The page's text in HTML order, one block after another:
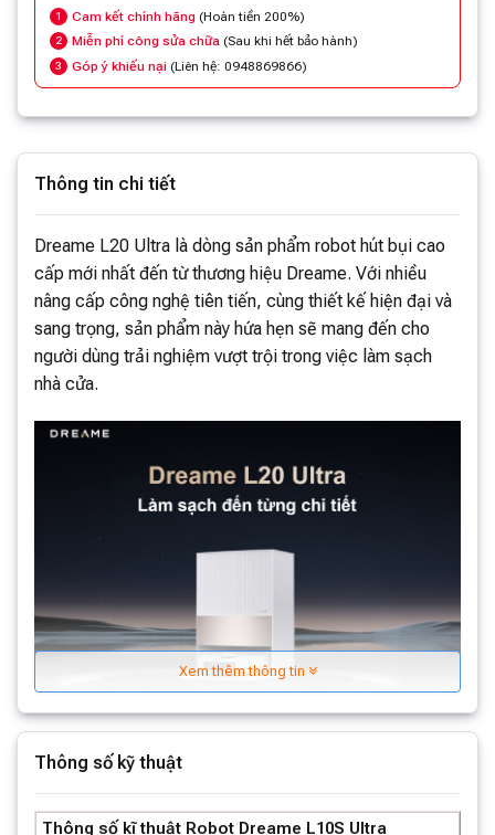
1 Cam kết chính hãng (Hoàn tiền 200%)
2 Miễn phí công sửa chữa (Sau khi hết bảo hành)
3 Góp ý khiếu nại (Liên hệ: 0948869866)
Thông tin chi tiết
Dreame L20 Ultra là dòng sản phẩm robot hút bụi cao
cấp mới nhất đến từ thương hiệu Dreame. Với nhiều
nâng cấp công nghệ tiên tiến, cùng thiết kế hiện đại và
sang trọng, sản phẩm này hứa hẹn sẽ mang đến cho
người dùng trải nghiệm vượt trội trong việc làm sạch
nhà cửa.
Dreame L20 Ultra sở hữu những ưu điểm
nổi bật
– Công nghệ phát hiện bụi bẩn CleanGenius™ giúp
Xem thêm thông tin
Thông số kỹ thuật
Thông số kĩ thuật Robot Dreame L10S Ultra